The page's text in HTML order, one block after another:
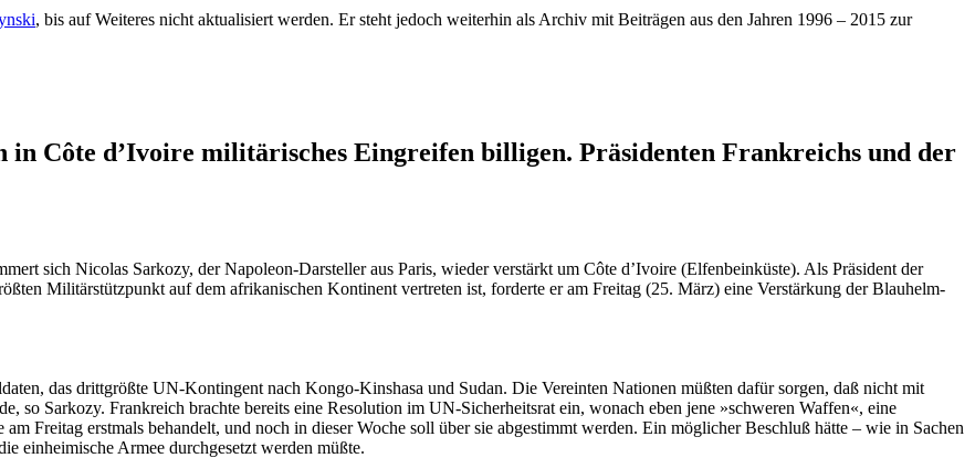
, bis auf Weiteres nicht aktualisiert werden. Er steht jedoch weiterhin als Archiv mit Beiträgen aus den Jahren 1996 – 2015 zur
in Côte d’Ivoire militärisches Eingreifen billigen. Präsidenten Frankreichs und der
sich Nicolas Sarkozy, der Napoleon-Darsteller aus Paris, wieder verstärkt um Côte d’Ivoire (Elfenbeinküste). Als Präsident der
Militärstützpunkt auf dem afrikanischen Kontinent vertreten ist, forderte er am Freitag (25. März) eine Verstärkung der Blauhelm-
das drittgrößte UN-Kontingent nach Kongo-Kinshasa und Sudan. Die Vereinten Nationen müßten dafür sorgen, daß nicht mit
so Sarkozy. Frankreich brachte bereits eine Resolution im UN-Sicherheitsrat ein, wonach eben jene »schweren Waffen«, eine
Freitag erstmals behandelt, und noch in dieser Woche soll über sie abgestimmt werden. Ein möglicher Beschluß hätte – wie in Sachen
einheimische Armee durchgesetzt werden müßte.